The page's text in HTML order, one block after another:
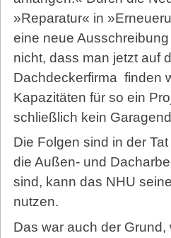
»Reparatur« in
eine neue
nicht, dass man jetzt auf
Dachdeckerfirma finden
Kapazitäten für so ein
schließlich kein
Die Folgen sind in der
die Außen- und
sind, kann das NHU
nutzen.
Das war auch der Grund,